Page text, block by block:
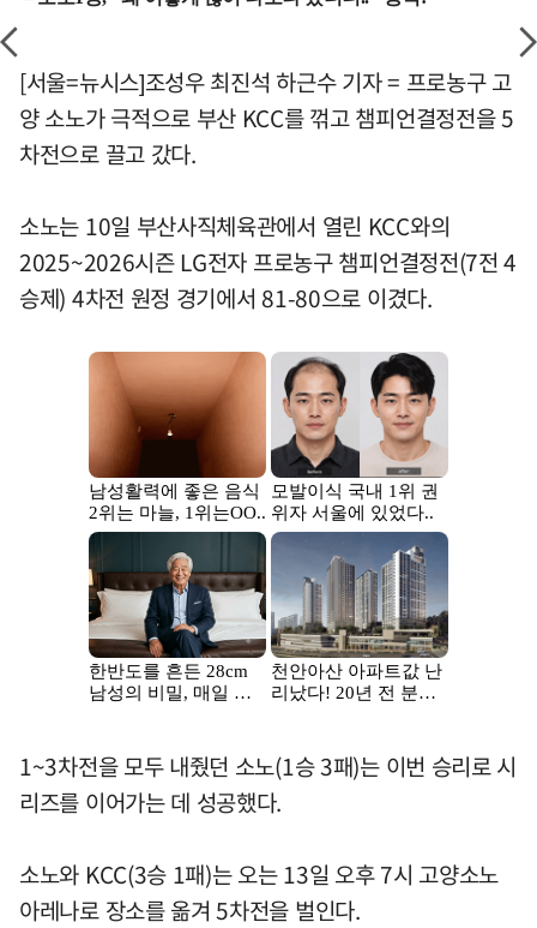
[서울=뉴시스]조성우 최진석 하근수 기자 = 프로농구 고
양 소노가 극적으로 부산 KCC를 꺾고 챔피언결정전을 5
차전으로 끌고 갔다.
소노는 10일 부산사직체육관에서 열린 KCC와의
2025~2026시즌 LG전자 프로농구 챔피언결정전(7전 4
승제) 4차전 원정 경기에서 81-80으로 이겼다.
1~3차전을 모두 내줬던 소노(1승 3패)는 이번 승리로 시
리즈를 이어가는 데 성공했다.
소노와 KCC(3승 1패)는 오는 13일 오후 7시 고양소노
아레나로 장소를 옮겨 5차전을 벌인다.